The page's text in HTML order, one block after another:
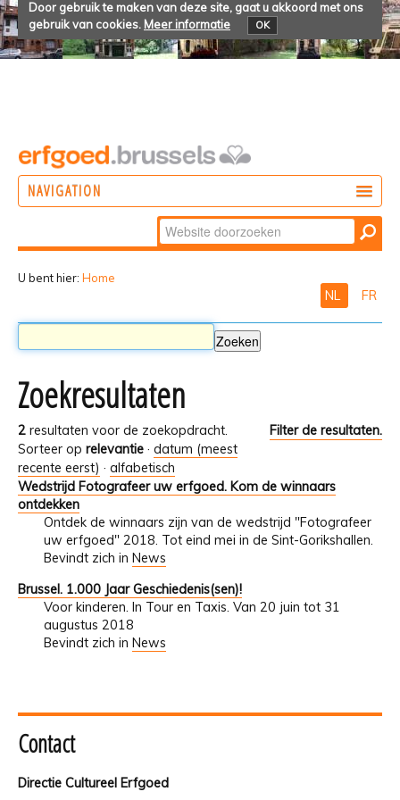
Door gebruik te maken van deze site, gaat u akkoord met ons
gebruik van cookies. Meer informatie OK
NAVIGATION
Zoek
Geavanceerd
U bent hier: Home
NL FR
Zoekresultaten
2 resultaten voor de zoekopdracht.
Filter de resultaten.
Sorteer op relevantie · datum (meest
recente eerst) · alfabetisch
Wedstrijd Fotografeer uw erfgoed. Kom de winnaars
ontdekken
Ontdek de winnaars zijn van de wedstrijd "Fotografeer
uw erfgoed" 2018. Tot eind mei in de Sint-Gorikshallen.
Bevindt zich in News
Brussel. 1.000 Jaar Geschiedenis(sen)!
Voor kinderen. In Tour en Taxis. Van 20 juin tot 31
augustus 2018
Bevindt zich in News
Contact
Directie Cultureel Erfgoed